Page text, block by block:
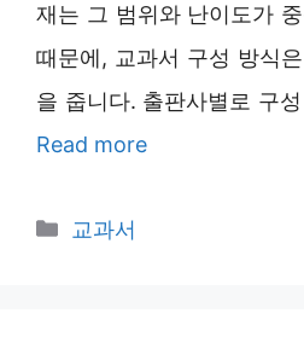
재는 그 범위와 난이도가
때문에, 교과서 구성 방식
을 줍니다. 출판사별로 구
Read more
Categories
교과서